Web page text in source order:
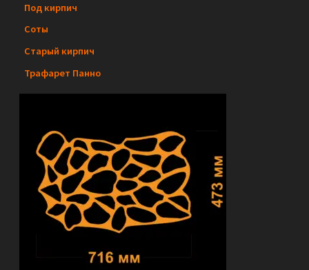
Под кирпич
Соты
Старый кирпич
Трафарет Панно